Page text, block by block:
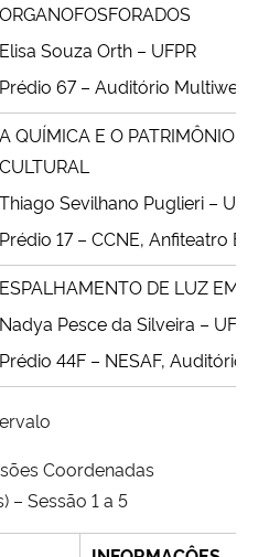
ORGANOFOSFORADOS
Elisa Souza Orth – UFPR
Prédio 67 – Auditório Multiweb
A QUÍMICA E O PATRIMÔNIO
CULTURAL
Thiago Sevilhano Puglieri – UFPel
Prédio 17 – CCNE, Anfiteatro B2
ESPALHAMENTO DE LUZ EM
Nadya Pesce da Silveira – UFRGS
Prédio 44F – NESAF, Auditório
Coordenadas
– Sessão 1 a 5